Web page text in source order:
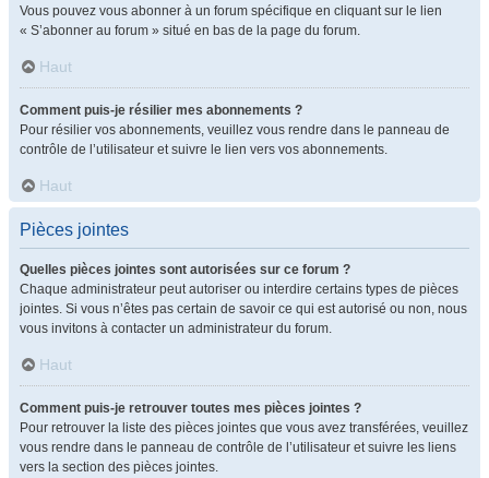
Vous pouvez vous abonner à un forum spécifique en cliquant sur le lien
« S’abonner au forum » situé en bas de la page du forum.
Haut
Comment puis-je résilier mes abonnements ?
Pour résilier vos abonnements, veuillez vous rendre dans le panneau de
contrôle de l’utilisateur et suivre le lien vers vos abonnements.
Haut
Pièces jointes
Quelles pièces jointes sont autorisées sur ce forum ?
Chaque administrateur peut autoriser ou interdire certains types de pièces
jointes. Si vous n’êtes pas certain de savoir ce qui est autorisé ou non, nous
vous invitons à contacter un administrateur du forum.
Haut
Comment puis-je retrouver toutes mes pièces jointes ?
Pour retrouver la liste des pièces jointes que vous avez transférées, veuillez
vous rendre dans le panneau de contrôle de l’utilisateur et suivre les liens
vers la section des pièces jointes.